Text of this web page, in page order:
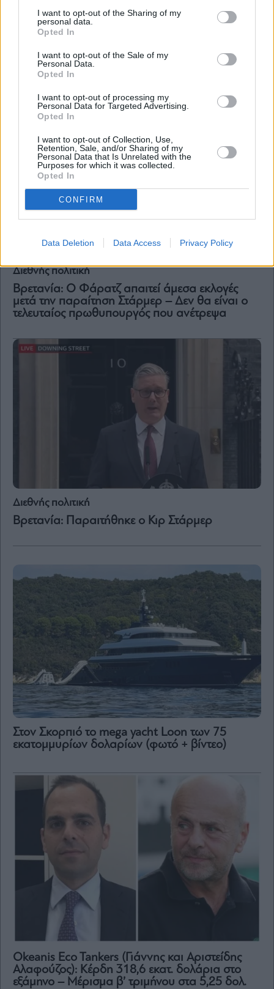
I want to opt-out of the Sharing of my
personal data.
Opted In
I want to opt-out of the Sale of my
Personal Data.
Opted In
I want to opt-out of processing my
Personal Data for Targeted Advertising.
Opted In
I want to opt-out of Collection, Use,
Retention, Sale, and/or Sharing of my
Personal Data that Is Unrelated with the
Purposes for which it was collected.
Opted In
CONFIRM
Data Deletion Data Access Privacy Policy
Διεθνής πολιτική
Φον ντερ Λάιεν για παραίτηση Στάρμερ: Η
Ευρώπη και η Ουκρανία είναι ασφαλέστερες
χάρη σε εσένα, ευχαριστώ
Διεθνής πολιτική
Βρετανία: Ο Φάρατζ απαιτεί άμεσα εκλογές
μετά την παραίτηση Στάρμερ – Δεν θα είναι ο
τελευταίος πρωθυπουργός που ανέτρεψα
Διεθνής πολιτική
Βρετανία: Παραιτήθηκε ο Κιρ Στάρμερ
Στον Σκορπιό το mega yacht Loon των 75
εκατομμυρίων δολαρίων (φωτό + βίντεο)
Okeanis Eco Tankers (Γιάννης και Αριστείδης
Αλαφούζος): Κέρδη 318,6 εκατ. δολάρια στο
εξάμηνο – Μέρισμα β’ τριμήνου στα 5,25 δολ.